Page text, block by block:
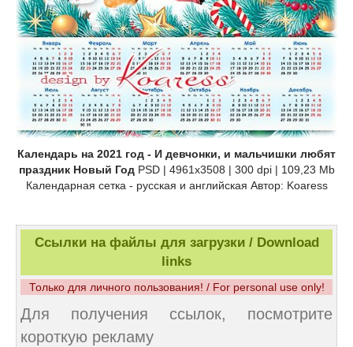
Календарь на 2021 год - И девчонки, и мальчишки любят
праздник Новый ГодPSD | 4961x3508 | 300 dpi | 109,23 Mb
Календарная сетка - русская и английская Автор: Koaress
Ссылки на файлы для загрузки / Download
links
Только для личного пользования! / For personal use only!
Для получения ссылок, посмотрите
короткую рекламу